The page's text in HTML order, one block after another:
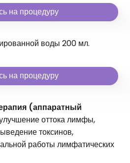
на процедуру
воды 200 мл.
на процедуру
(аппаратный
оттока лимфы,
токсинов,
работы лимфатических